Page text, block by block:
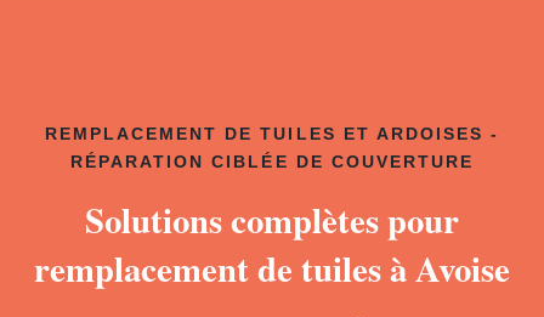
REMPLACEMENT DE TUILES ET ARDOISES -
RÉPARATION CIBLÉE DE COUVERTURE
Solutions complètes pour
remplacement de tuiles à Avoise